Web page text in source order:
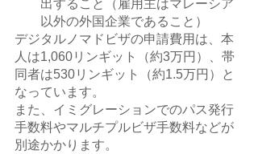
出すること（雇用主はマレーシア
以外の外国企業であること）
デジタルノマドビザの申請費用は、本
人は1,060リンギット（約3万円）、帯
同者は530リンギット（約1.5万円）と
なっています。
また、イミグレーションでのパス発行
手数料やマルチプルビザ手数料などが
別途かかります。